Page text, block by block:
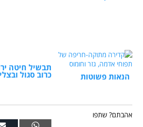
הנאות פשוטות
תבשיל חיטה
כרוב סגול
אהבתם? שתפו